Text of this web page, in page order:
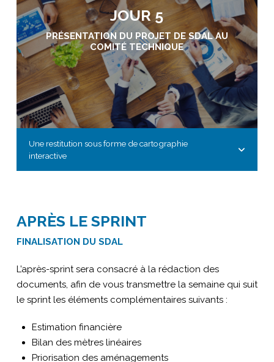
JOUR 5
PRÉSENTATION DU PROJET DE SDAL AU
COMITÉ TECHNIQUE
Une restitution sous forme de cartographie
interactive
APRÈS LE SPRINT
FINALISATION DU SDAL
L’après-sprint sera consacré à la rédaction des
documents, afin de vous transmettre la semaine qui suit
le sprint les éléments complémentaires suivants :
Estimation financière
Bilan des mètres linéaires
Priorisation des aménagements